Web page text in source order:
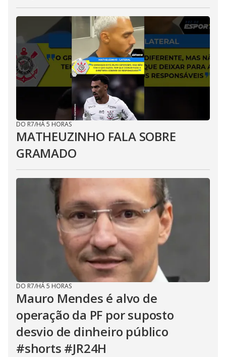
DO R7/HÁ 5 HORAS
MATHEUZINHO FALA SOBRE
GRAMADO
DO R7/HÁ 5 HORAS
Mauro Mendes é alvo de
operação da PF por suposto
desvio de dinheiro público
#shorts #JR24H